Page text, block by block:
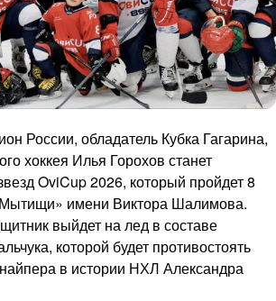
России, обладатель Кубка Гагарина,
хоккея Илья Горохов станет
OviCup 2026, который пройдет 8
имени Виктора Шалимова.
выйдет на лед в составе
которой будет противостоять
в истории НХЛ Александра